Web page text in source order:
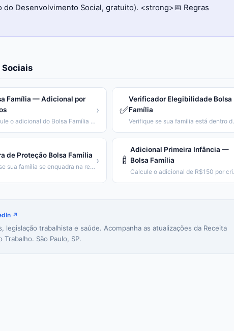
Desenvolvimento Social, gratuito). <strong>📅 Regras
Sociais
Família — Adicional por
Calcule o adicional do Bolsa Família conforme número e idade dos filhos.
› ✅
Verificador Elegibilidade Bolsa
Família
Verifique se
de Proteção Bolsa Família
Veja se sua família se enquadra na regra de proteção (emancipação gradual).
› 🍼
Adicional Primeira Infância —
Bolsa Família
Calcule
↗
legislação trabalhista e saúde. Acompanha as atualizações da Receita
São Paulo, SP.